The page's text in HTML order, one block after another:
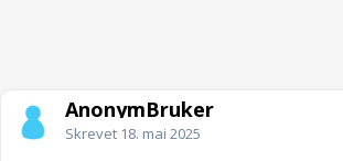
AnonymBruker
Skrevet 18. mai 2025